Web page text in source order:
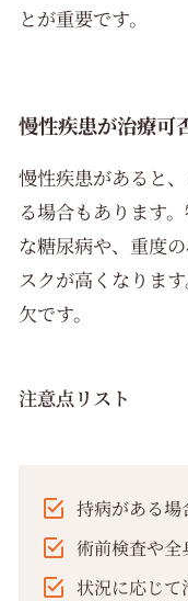
とが重要です。
慢性疾患が治療可
慢性疾患があると
る場合もあります
な糖尿病や、重度
スクが高くなりま
欠です。
注意点リスト
持病がある場
術前検査や
状況に応じて